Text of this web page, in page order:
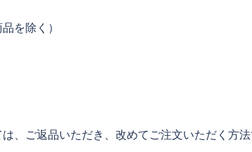
を除く）
、ご返品いただき、改めてご注文いただく方